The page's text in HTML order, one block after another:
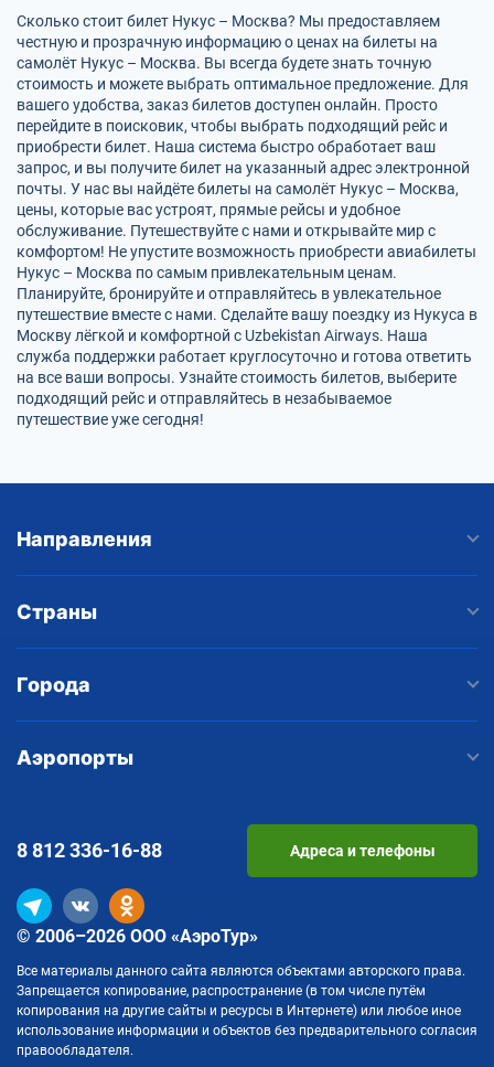
Сколько стоит билет Нукус – Москва? Мы предоставляем
честную и прозрачную информацию о ценах на билеты на
самолёт Нукус – Москва. Вы всегда будете знать точную
стоимость и можете выбрать оптимальное предложение. Для
вашего удобства, заказ билетов доступен онлайн. Просто
перейдите в поисковик, чтобы выбрать подходящий рейс и
приобрести билет. Наша система быстро обработает ваш
запрос, и вы получите билет на указанный адрес электронной
почты. У нас вы найдёте билеты на самолёт Нукус – Москва,
цены, которые вас устроят, прямые рейсы и удобное
обслуживание. Путешествуйте с нами и открывайте мир с
комфортом! Не упустите возможность приобрести авиабилеты
Нукус – Москва по самым привлекательным ценам.
Планируйте, бронируйте и отправляйтесь в увлекательное
путешествие вместе с нами. Сделайте вашу поездку из Нукуса в
Москву лёгкой и комфортной с Uzbekistan Airways. Наша
служба поддержки работает круглосуточно и готова ответить
на все ваши вопросы. Узнайте стоимость билетов, выберите
подходящий рейс и отправляйтесь в незабываемое
путешествие уже сегодня!
Направления
Страны
Города
Аэропорты
© 2006–2026 ООО «АэроТур»
Все материалы данного сайта являются объектами авторского права.
Запрещается копирование, распространение (в том числе путём
копирования на другие сайты и ресурсы в Интернете) или любое иное
использование информации и объектов без предварительного согласия
правообладателя.
8 812336-16-88 Адреса и телефоны